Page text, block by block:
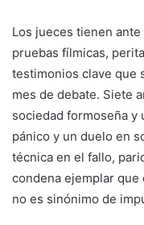
Los jueces tienen
pruebas fílmicas,
testimonios clave que
mes de debate. Siete
sociedad formoseña y
pánico y un duelo en
técnica en el fallo,
condena ejemplar
no es sinónimo de